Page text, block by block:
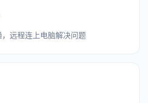
远程连上电脑解决问题